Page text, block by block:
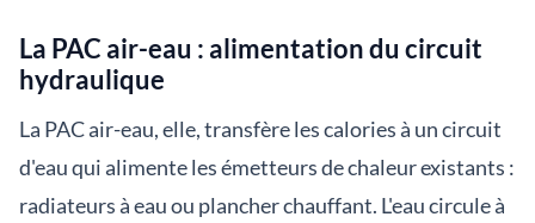
La PAC air-eau : alimentation du circuit
hydraulique
La PAC air-eau, elle, transfère les calories à un circuit
d'eau qui alimente les émetteurs de chaleur existants :
radiateurs à eau ou plancher chauffant. L'eau circule à